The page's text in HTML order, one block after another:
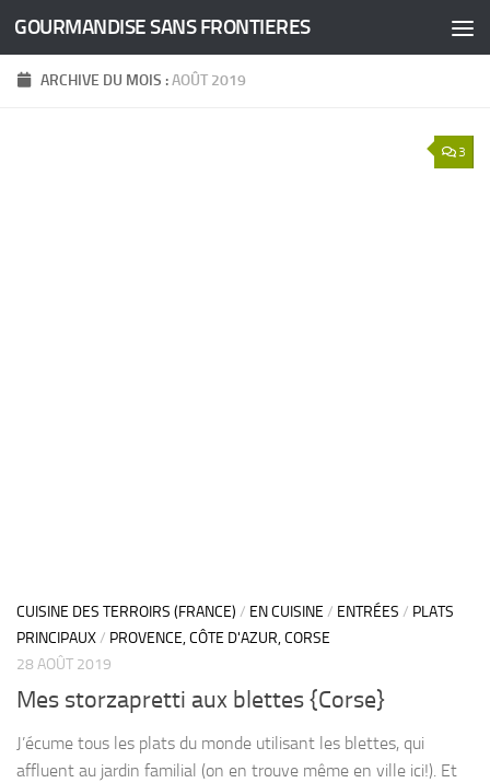
Skip to content
GOURMANDISE SANS FRONTIERES
ARCHIVE DU MOIS :AOÛT 2019
3
CUISINE DES TERROIRS (FRANCE) / EN CUISINE / ENTRÉES / PLATS
PRINCIPAUX/ PROVENCE, CÔTE D'AZUR, CORSE
28 AOÛT 2019
Mes storzapretti aux blettes {Corse}
J’écume tous les plats du monde utilisant les blettes, qui
affluent au jardin familial (on en trouve même en ville ici!). Et